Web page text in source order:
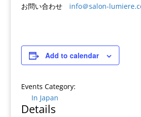
お問い合わせ info＠salon-
Add to calendar
Events Category:
In Japan
Details